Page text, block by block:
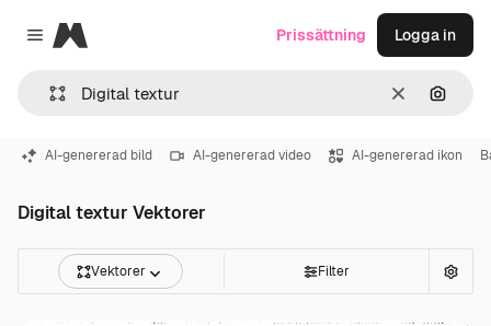
Close menu
Magnific
RensaSök
Prissättning Logga in
AI-genererad bild AI-genererad video AI-genererad ikon
Digital textur Vektorer
Vektorer Filter